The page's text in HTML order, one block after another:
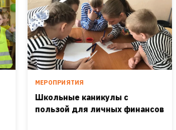
МЕРОПРИЯТИЯ
Школьные каникулы с
пользой для личных финансов